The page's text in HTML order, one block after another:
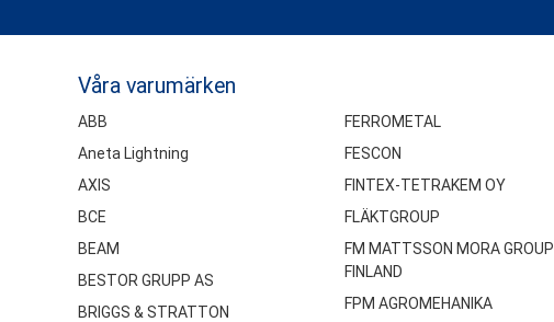
Våra varumärken
ABB
Aneta Lightning
AXIS
BCE
BEAM
BESTOR GRUPP AS
BRIGGS & STRATTON
FERROMETAL
FESCON
FINTEX-TETRAKEM OY
FLÄKTGROUP
FM MATTSSON MORA GROUP
FINLAND
FPM AGROMEHANIKA